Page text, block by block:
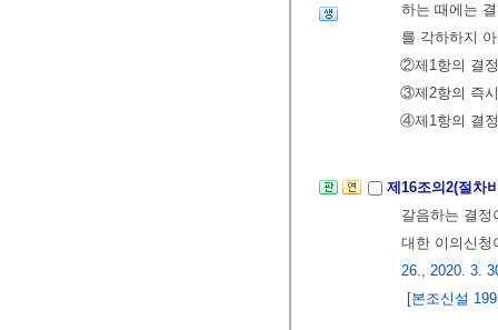
하는 때에는
를 각하하지
②제1항의 결
③제2항의 즉
④제1항의 결
제16조의2(절차
갈음하는 결
대한 이의신청
26., 2020. 3.
[본조신설